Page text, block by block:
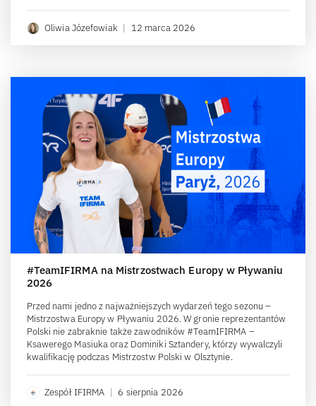
Oliwia Józefowiak 12 marca 2026
#TeamIFIRMA na Mistrzostwach Europy w Pływaniu
2026
Przed nami jedno z najważniejszych wydarzeń tego sezonu –
Mistrzostwa Europy w Pływaniu 2026. W gronie reprezentantów
Polski nie zabraknie także zawodników #TeamIFIRMA –
Ksawerego Masiuka oraz Dominiki Sztandery, którzy wywalczyli
kwalifikację podczas Mistrzostw Polski w Olsztynie.
Zespół IFIRMA 6 sierpnia 2026